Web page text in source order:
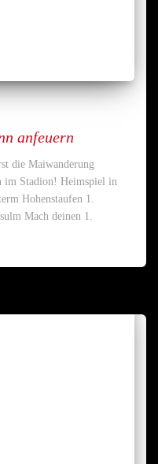
anfeuern
die Maiwanderung
im Stadion! Heimspiel in
Hohenstaufen 1.
Mach deinen 1.